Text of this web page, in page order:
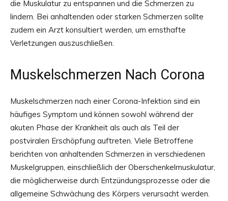
die Muskulatur zu entspannen und die Schmerzen zu
lindern. Bei anhaltenden oder starken Schmerzen sollte
zudem ein Arzt konsultiert werden, um ernsthafte
Verletzungen auszuschließen.
Muskelschmerzen Nach Corona
Muskelschmerzen nach einer Corona-Infektion sind ein
häufiges Symptom und können sowohl während der
akuten Phase der Krankheit als auch als Teil der
postviralen Erschöpfung auftreten. Viele Betroffene
berichten von anhaltenden Schmerzen in verschiedenen
Muskelgruppen, einschließlich der Oberschenkelmuskulatur,
die möglicherweise durch Entzündungsprozesse oder die
allgemeine Schwächung des Körpers verursacht werden.